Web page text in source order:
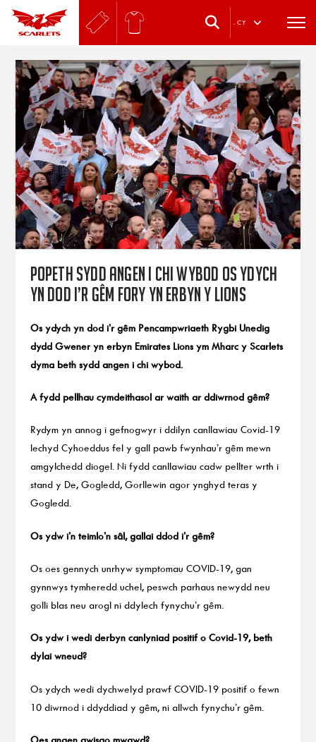
. CY
Popeth sydd angen i chi wybod os ydych
yn dod i’r gêm fory yn erbyn y Lions
Os ydych yn dod i’r gêm Pencampwriaeth Rygbi Unedig
dydd Gwener yn erbyn Emirates Lions ym Mharc y Scarlets
dyma beth sydd angen i chi wybod.
A fydd pellhau cymdeithasol ar waith ar ddiwrnod gêm?
Rydym yn annog i gefnogwyr i ddilyn canllawiau Covid-19
Iechyd Cyhoeddus fel y gall pawb fwynhau’r gêm mewn
amgylchedd diogel. Ni fydd canllawiau cadw pellter wrth i
stand y De, Gogledd, Gorllewin agor ynghyd teras y
Gogledd.
Os ydw i’n teimlo’n sâl, gallai ddod i’r gêm?
Os oes gennych unrhyw symptomau COVID-19, gan
gynnwys tymheredd uchel, peswch parhaus newydd neu
golli blas neu arogl ni ddylech fynychu’r gêm.
Os ydw i wedi derbyn canlyniad positif o Covid-19, beth
dylai wneud?
Os ydych wedi dychwelyd prawf COVID-19 positif o fewn
10 diwrnod i ddyddiad y gêm, ni allwch fynychu’r gêm.
Oes angen gwisgo mwgwd?